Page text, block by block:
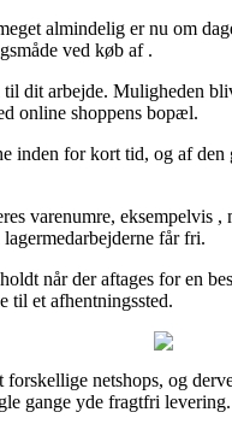
almindelig er nu om
ved køb af .
dit arbejde. Muligheden
online shoppens bopæl.
for kort tid, og af
varenumre, eksempelvis
får fri.
når der aftages for en
til et afhentningssted.
netshops, og
gange yde fragtfri levering.